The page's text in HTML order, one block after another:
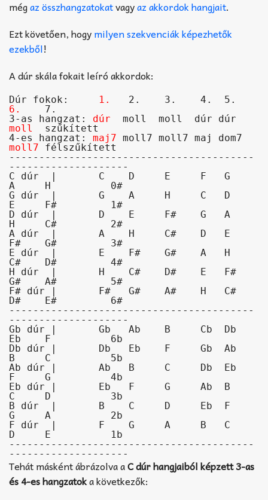
mégaz összhangzatokatvagyaz akkordok hangjait.
Ezt követően, hogymilyen szekvenciák képezhetők
ezekből!
A dúr skála fokait leíró akkordok:
Dúr fokok: 1.
6.
    7.
3-as hangzat: dúr
moll
  szűkített
4-es hangzat: maj7
moll7 félszűkített
-----------------------------------------
--------------------
C dúr  |       C    D     E     F   G
A     H          0#
G dúr  |       G    A     H     C   D
E     F#         1#
D dúr  |       D    E     F#    G   A
H     C#         2#
A dúr  |       A    H     C#    D   E
F#    G#         3#
E dúr  |       E    F#    G#    A   H
C#    D#         4#
H dúr  |       H    C#    D#    E   F#
G#    A#         5#
F# dúr |       F#   G#    A#    H   C#
D#    E#         6#
-----------------------------------------
--------------------
Gb dúr |       Gb   Ab    B     Cb  Db
Eb    F          6b
Db dúr |       Db   Eb    F     Gb  Ab
B     C          5b
Ab dúr |       Ab   B     C     Db  Eb
F     G          4b
Eb dúr |       Eb   F     G     Ab  B
C     D          3b
B dúr  |       B    C     D     Eb  F
G     A          2b
F dúr  |       F    G     A     B   C
D     E          1b
-----------------------------------------
Tehát másként ábrázolva aC dúr hangjaiból képzett 3-as
és 4-es hangzatoka következők: